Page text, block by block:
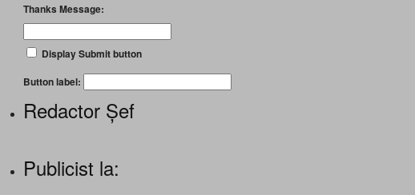
Thanks Message:
Display Submit button
Button label:
Redactor Șef
Publicist la: